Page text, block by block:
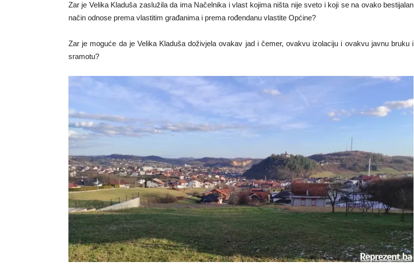
Zar je Velika Kladuša zaslužila da ima Načelnika i vlast kojima ništa nije sveto i koji se na ovako bestijalan
način odnose prema vlastitim građanima i prema rođendanu vlastite Općine?
Zar je moguće da je Velika Kladuša doživjela ovakav jad i čemer, ovakvu izolaciju i ovakvu javnu bruku i
sramotu?